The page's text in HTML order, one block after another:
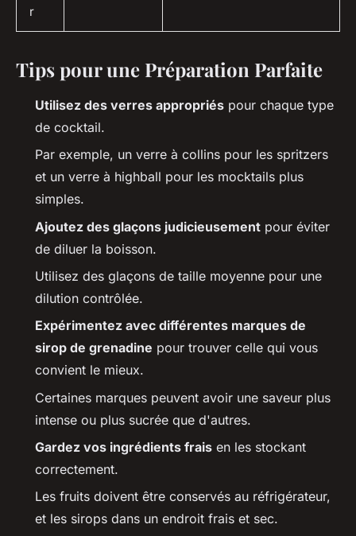
r
Tips pour une Préparation Parfaite
Utilisez des verres appropriés pour chaque type
de cocktail.
Par exemple, un verre à collins pour les spritzers
et un verre à highball pour les mocktails plus
simples.
Ajoutez des glaçons judicieusement pour éviter
de diluer la boisson.
Utilisez des glaçons de taille moyenne pour une
dilution contrôlée.
Expérimentez avec différentes marques de
sirop de grenadine pour trouver celle qui vous
convient le mieux.
Certaines marques peuvent avoir une saveur plus
intense ou plus sucrée que d'autres.
Gardez vos ingrédients frais en les stockant
correctement.
Les fruits doivent être conservés au réfrigérateur,
et les sirops dans un endroit frais et sec.